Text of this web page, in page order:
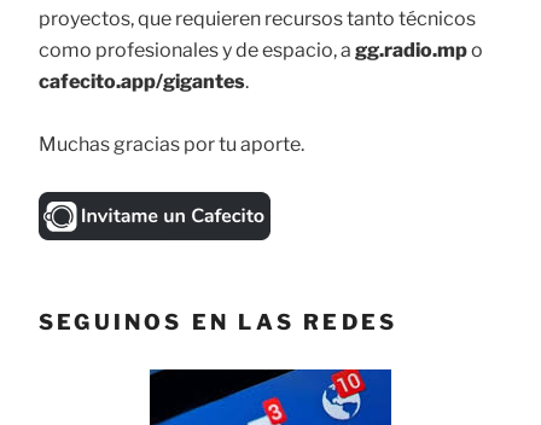
proyectos, que requieren recursos tanto técnicos
como profesionales y de espacio, a gg.radio.mpo
cafecito.app/gigantes.
Muchas gracias por tu aporte.
SEGUINOS EN LAS REDES